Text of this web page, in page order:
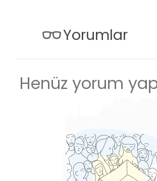
Yorumlar
Henüz yorum